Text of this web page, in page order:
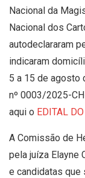
Nacional da
Nacional dos
autodeclararam
indicaram
5 a 15 de agosto
nº 0003/2025-
aqui o EDITAL
A Comissão de
pela juíza Elayne
e candidatas que